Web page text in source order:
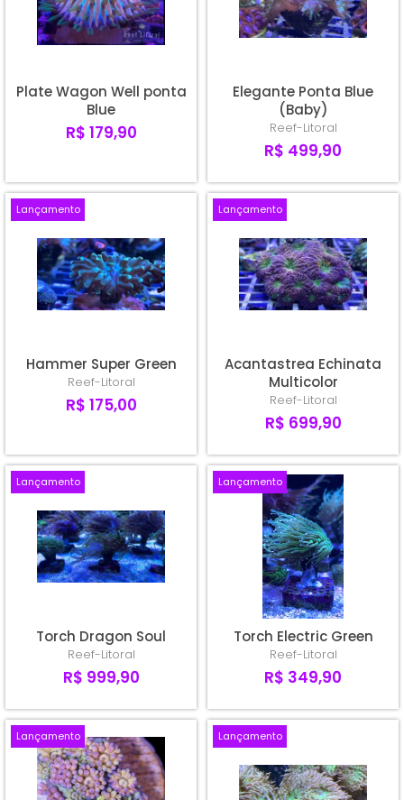
Plate Wagon Well ponta
Blue
R$ 179,90
Elegante Ponta Blue
(Baby)
Reef-Litoral
R$ 499,90
Lançamento
Hammer Super Green
Reef-Litoral
R$ 175,00
Lançamento
Acantastrea Echinata
Multicolor
Reef-Litoral
R$ 699,90
Lançamento
Torch Dragon Soul
Reef-Litoral
R$ 999,90
Lançamento
Torch Electric Green
Reef-Litoral
R$ 349,90
Lançamento Lançamento